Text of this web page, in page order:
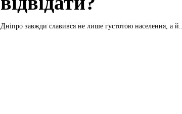
Дніпро завжди славився не лише густотою населення, а